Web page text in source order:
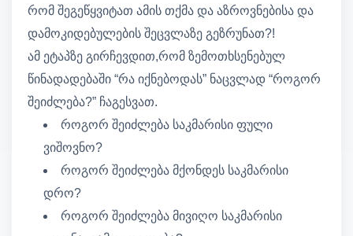
რომ შეგეწყვიტათ ამის თქმა და აზროვნებისა და
დამოკიდებულების შეცვლაზე გეზრუნათ?!
ამ ეტაპზე გირჩევდით,რომ ზემოთხსენებულ
წინადადებაში “რა იქნებოდას” ნაცვლად “როგორ
შეიძლება?” ჩაგესვათ.
როგორ შეიძლება საკმარისი ფული
ვიშოვნო?
როგორ შეიძლება მქონდეს საკმარისი
დრო?
როგორ შეიძლება მივიღო საკმარისი